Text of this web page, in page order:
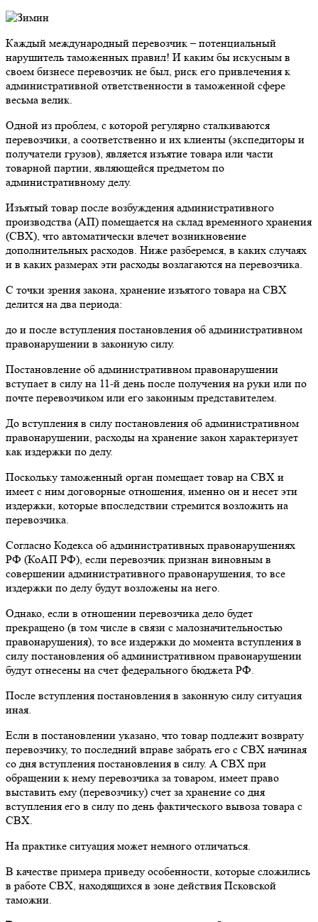
Каждый международный перевозчик – потенциальный
нарушитель таможенных правил! И каким бы искусным в
своем бизнесе перевозчик не был, риск его привлечения к
административной ответственности в таможенной сфере
весьма велик.
Одной из проблем, с которой регулярно сталкиваются
перевозчики, а соответственно и их клиенты (экспедиторы и
получатели грузов), является изъятие товара или части
товарной партии, являющейся предметом по
административному делу.
Изъятый товар после возбуждения административного
производства (АП) помещается на склад временного хранения
(СВХ), что автоматически влечет возникновение
дополнительных расходов. Ниже разберемся, в каких случаях
и в каких размерах эти расходы возлагаются на перевозчика.
С точки зрения закона, хранение изъятого товара на СВХ
делится на два периода:
до и после вступления постановления об административном
правонарушении в законную силу.
Постановление об административном правонарушении
вступает в силу на 11-й день после получения на руки или по
почте перевозчиком или его законным представителем.
До вступления в силу постановления об административном
правонарушении, расходы на хранение закон характеризует
как издержки по делу.
Поскольку таможенный орган помещает товар на СВХ и
имеет с ним договорные отношения, именно он и несет эти
издержки, которые впоследствии стремится возложить на
перевозчика.
Согласно Кодекса об административных правонарушениях
РФ (КоАП РФ), если перевозчик признан виновным в
совершении административного правонарушения, то все
издержки по делу будут возложены на него.
Однако, если в отношении перевозчика дело будет
прекращено (в том числе в связи с малозначительностью
правонарушения), то все издержки до момента вступления в
силу постановления об административном правонарушении
будут отнесены на счет федерального бюджета РФ.
После вступления постановления в законную силу ситуация
иная.
Если в постановлении указано, что товар подлежит возврату
перевозчику, то последний вправе забрать его с СВХ начиная
со дня вступления постановления в силу. А СВХ при
обращении к нему перевозчика за товаром, имеет право
выставить ему (перевозчику) счет за хранение со дня
вступления его в силу по день фактического вывоза товара с
СВХ.
На практике ситуация может немного отличаться.
В качестве примера приведу особенности, которые сложились
в работе СВХ, находящихся в зоне действия Псковской
таможни.